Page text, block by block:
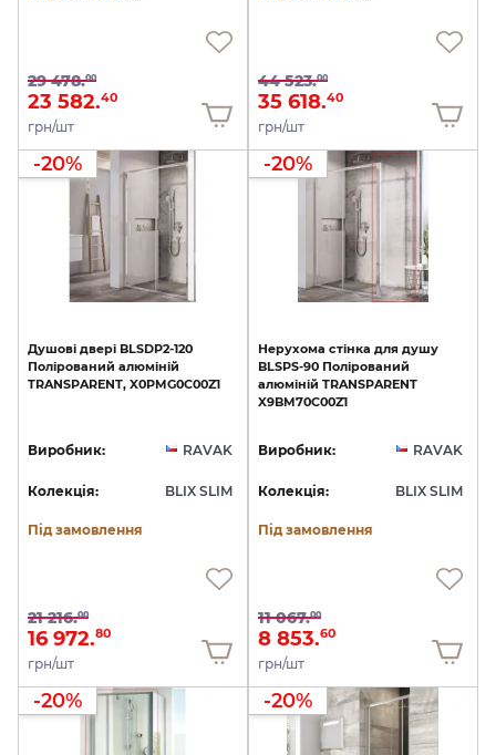
29 478.00
23 582.40
грн/шт
44 523.00
35 618.40
грн/шт
-20%
Душові двері BLSDP2-120
Полірований алюміній
TRANSPARENT, X0PMG0C00Z1
Виробник: RAVAK
Колекція: BLIX SLIM
Під замовлення
21 216.00
16 972.80
грн/шт
-20%
Нерухома стінка для душу
BLSPS-90 Полірований
алюміній TRANSPARENT
X9BM70C00Z1
Виробник: RAVAK
Колекція: BLIX SLIM
Під замовлення
11 067.00
8 853.60
грн/шт
-20% -20%